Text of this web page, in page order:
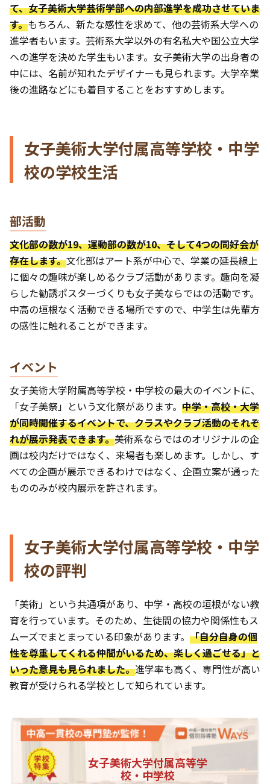
て、女子美術大学芸術学部への内部進学を成功させていま
す。もちろん、新たな感性を求めて、他の芸術系大学への
進学者もいます。芸術系大学以外の有名私大や国公立大学
への進学を決めた学生もいます。女子美術大学の出身者の
中には、名前が知れたデザイナーも見られます。大学卒業
後の進路などにも着目することをおすすめします。
女子美術大学付属高等学校・中学
校の学校生活
部活動
文化部の数が19、運動部の数が10、そして4つの同好会が
存在します。文化部はアート系が中心で、学業の延長線上
に個々の趣味が楽しめるクラブ活動があります。趣向を凝
らした勧誘ポスターづくりも女子美ならではの活動です。
中高の垣根なく活動できる場所ですので、中学生は先輩方
の感性に触れることができます。
イベント
女子美術大学附属高等学校・中学校の最大のイベントに、
「女子美祭」という文化祭があります。 中学・高校・大学
が同時開催するイベントで、クラスやクラブ活動のそれぞ
れが展示発表できます。美術系ならではのオリジナルの企
画は校内だけではなく、来場者も楽しめます。しかし、す
べての企画が展示できるわけではなく、企画立案が通った
もののみが校内展示を許されます。
女子美術大学付属高等学校・中学
校の評判
「美術」という共通項があり、中学・高校の垣根がない教
育を行っています。そのため、生徒間の協力や関係性もス
ムーズでまとまっている印象があります。 「自分自身の個
性を尊重してくれる仲間がいるため、楽しく過ごせる」と
いった意見も見られました。進学率も高く、専門性が高い
教育が受けられる学校として知られています。
女子美術大学付属高等学
校・中学校